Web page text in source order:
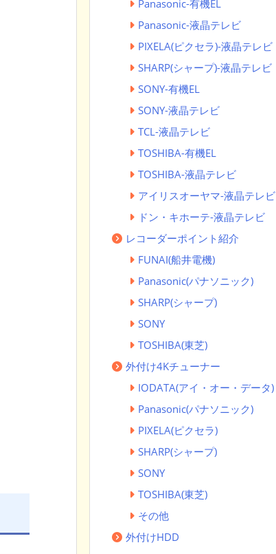
Panasonic-有機EL
Panasonic-液晶テレビ
PIXELA(ピクセラ)-液晶テレビ
SHARP(シャープ)-液晶テレビ
SONY-有機EL
SONY-液晶テレビ
TCL-液晶テレビ
TOSHIBA-有機EL
TOSHIBA-液晶テレビ
アイリスオーヤマ-液晶テレビ
ドン・キホーテ-液晶テレビ
レコーダーポイント紹介
FUNAI(船井電機)
Panasonic(パナソニック)
SHARP(シャープ)
SONY
TOSHIBA(東芝)
外付け4Kチューナー
IODATA(アイ・オー・データ)
Panasonic(パナソニック)
PIXELA(ピクセラ)
SHARP(シャープ)
SONY
TOSHIBA(東芝)
その他
外付けHDD